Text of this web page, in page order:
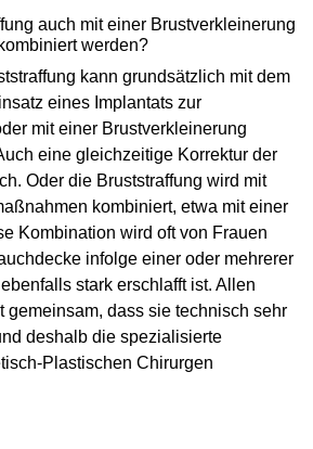
auch mit einer Brustverkleinerung
werden?
kann grundsätzlich mit dem
eines Implantats zur
mit einer Brustverkleinerung
eine gleichzeitige Korrektur der
Oder die Bruststraffung wird mit
kombiniert, etwa mit einer
Kombination wird oft von Frauen
infolge einer oder mehrerer
stark erschlafft ist. Allen
gemeinsam, dass sie technisch sehr
deshalb die spezialisierte
Plastischen Chirurgen